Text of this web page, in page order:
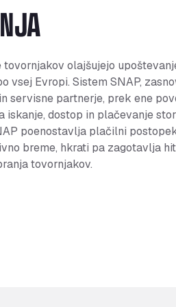
tovornjakov olajšujejo
vsej Evropi. Sistem SNAP,
servisne partnerje, prek ene
iskanje, dostop in plačevanje
poenostavlja plačilni
breme, hkrati pa zagotavlja
tovornjakov.